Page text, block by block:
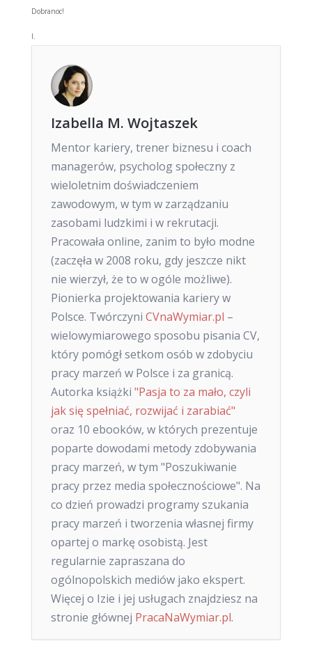
Dobranoc!
I.
Izabella M. Wojtaszek
Mentor kariery, trener biznesu i coach
managerów, psycholog społeczny z
wieloletnim doświadczeniem
zawodowym, w tym w zarządzaniu
zasobami ludzkimi i w rekrutacji.
Pracowała online, zanim to było modne
(zaczęła w 2008 roku, gdy jeszcze nikt
nie wierzył, że to w ogóle możliwe).
Pionierka projektowania kariery w
Polsce. Twórczyni CVnaWymiar.pl –
wielowymiarowego sposobu pisania CV,
który pomógł setkom osób w zdobyciu
pracy marzeń w Polsce i za granicą.
Autorka książki "Pasja to za mało, czyli
jak się spełniać, rozwijać i zarabiać"
oraz 10 ebooków, w których prezentuje
poparte dowodami metody zdobywania
pracy marzeń, w tym "Poszukiwanie
pracy przez media społecznościowe". Na
co dzień prowadzi programy szukania
pracy marzeń i tworzenia własnej firmy
opartej o markę osobistą. Jest
regularnie zapraszana do
ogólnopolskich mediów jako ekspert.
Więcej o Izie i jej usługach znajdziesz na
stronie głównej PracaNaWymiar.pl.